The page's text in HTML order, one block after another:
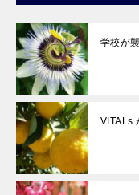
学校が
VITALs